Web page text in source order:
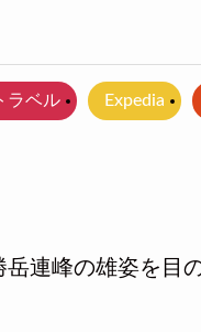
ラベル Expedia
連峰の雄姿を目